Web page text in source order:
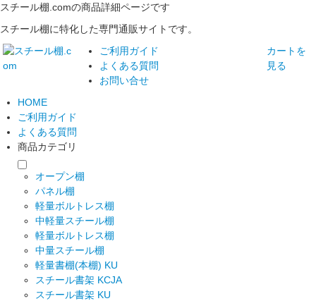
スチール棚.comの商品詳細ページです
スチール棚に特化した専門通販サイトです。
ご利用ガイド
よくある質問
お問い合せ
カートを
見る
HOME
ご利用ガイド
よくある質問
商品カテゴリ
オープン棚
パネル棚
軽量ボルトレス棚
中軽量スチール棚
軽量ボルトレス棚
中量スチール棚
軽量書棚(本棚) KU
スチール書架 KCJA
スチール書架 KU